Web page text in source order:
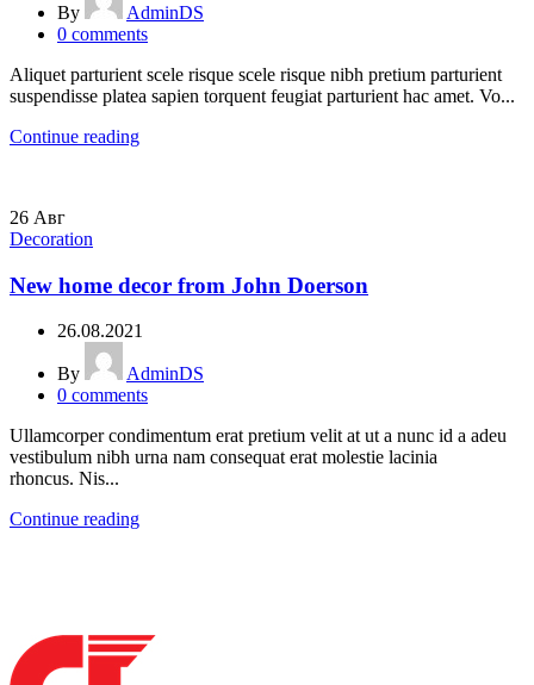
By
AdminDS
0 comments
Aliquet parturient scele risque scele risque nibh pretium parturient
suspendisse platea sapien torquent feugiat parturient hac amet. Vo...
Continue reading
26 Авг
Decoration
New home decor from John Doerson
26.08.2021
By
AdminDS
0 comments
Ullamcorper condimentum erat pretium velit at ut a nunc id a adeu
vestibulum nibh urna nam consequat erat molestie lacinia
rhoncus. Nis...
Continue reading